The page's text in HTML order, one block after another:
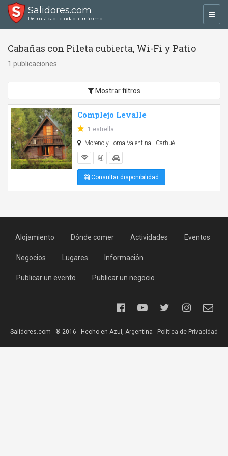
Salidores.com
Disfrutá cada ciudad al máximo
Cabañas con Pileta cubierta, Wi-Fi y Patio
1 publicaciones
Mostrar filtros
Complejo Levalle
1 estrella
Moreno y Loma Valentina - Carhué
Consultar disponibilidad
Alojamiento Dónde comer Actividades Eventos
Negocios Lugares Información
Publicar un evento Publicar un negocio
Salidores.com - ® 2016 - Hecho en Azul, Argentina - Política de Privacidad